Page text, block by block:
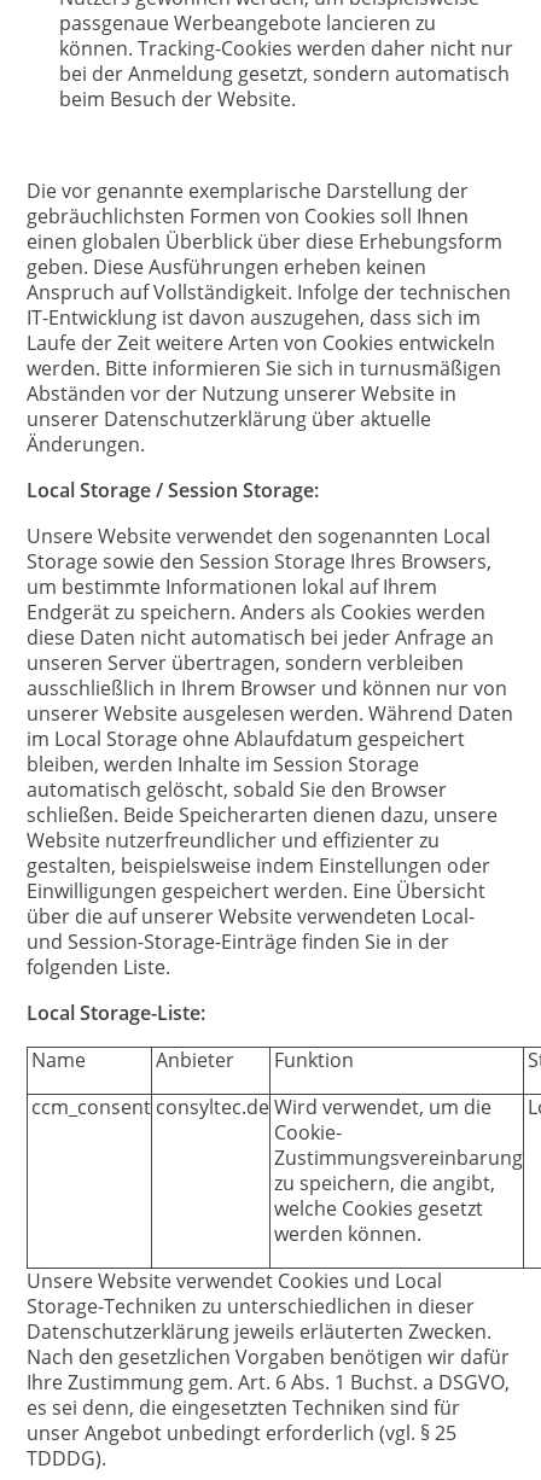
passgenaue Werbeangebote lancieren zu
können. Tracking-Cookies werden daher nicht nur
bei der Anmeldung gesetzt, sondern automatisch
beim Besuch der Website.
Die vor genannte exemplarische Darstellung der
gebräuchlichsten Formen von Cookies soll Ihnen
einen globalen Überblick über diese Erhebungsform
geben. Diese Ausführungen erheben keinen
Anspruch auf Vollständigkeit. Infolge der technischen
IT-Entwicklung ist davon auszugehen, dass sich im
Laufe der Zeit weitere Arten von Cookies entwickeln
werden. Bitte informieren Sie sich in turnusmäßigen
Abständen vor der Nutzung unserer Website in
unserer Datenschutzerklärung über aktuelle
Änderungen.
Local Storage / Session Storage:
Unsere Website verwendet den sogenannten Local
Storage sowie den Session Storage Ihres Browsers,
um bestimmte Informationen lokal auf Ihrem
Endgerät zu speichern. Anders als Cookies werden
diese Daten nicht automatisch bei jeder Anfrage an
unseren Server übertragen, sondern verbleiben
ausschließlich in Ihrem Browser und können nur von
unserer Website ausgelesen werden. Während Daten
im Local Storage ohne Ablaufdatum gespeichert
bleiben, werden Inhalte im Session Storage
automatisch gelöscht, sobald Sie den Browser
schließen. Beide Speicherarten dienen dazu, unsere
Website nutzerfreundlicher und effizienter zu
gestalten, beispielsweise indem Einstellungen oder
Einwilligungen gespeichert werden. Eine Übersicht
über die auf unserer Website verwendeten Local-
und Session-Storage-Einträge finden Sie in der
folgenden Liste.
Local Storage-Liste:
Name
Anbieter Funktion
ccm_consent consyltec.de Wird verwendet, um die
Cookie-
Zustimmungsvereinbarung
zu speichern, die angibt,
welche Cookies gesetzt
werden können.
Unsere Website verwendet Cookies und Local
Storage-Techniken zu unterschiedlichen in dieser
Datenschutzerklärung jeweils erläuterten Zwecken.
Nach den gesetzlichen Vorgaben benötigen wir dafür
Ihre Zustimmung gem. Art. 6 Abs. 1 Buchst. a DSGVO,
es sei denn, die eingesetzten Techniken sind für
unser Angebot unbedingt erforderlich (vgl. § 25
TDDDG).